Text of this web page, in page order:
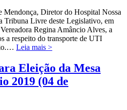
Mendonça, Diretor do Hospital Nossa
Tribuna Livre deste Legislativo, em
Regina Amâncio Alves, a
a respeito do transporte de UTI
Leia mais >
Eleição da Mesa
2019 (04 de